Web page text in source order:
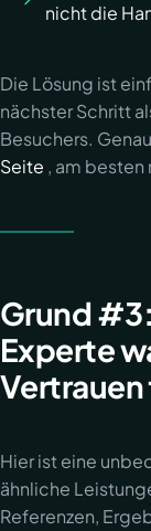
nicht die
Die Lösung ist
nächster Schritt
Besuchers.
Seite , am
Grund
Experte
Hier ist eine
ähnliche
Referenzen,